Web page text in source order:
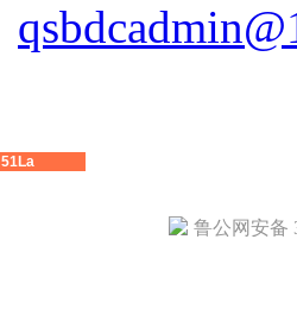
51La
鲁公网安备